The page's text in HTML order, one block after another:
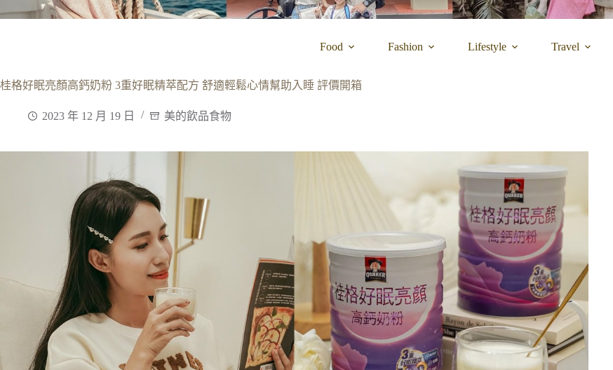
Food Fashion Lifestyle Travel
桂格好眠亮顏高鈣奶粉 3重好眠精萃配方 舒適輕鬆心情幫助入睡 評價開箱
2023 年 12 月 19 日 美的飲品食物